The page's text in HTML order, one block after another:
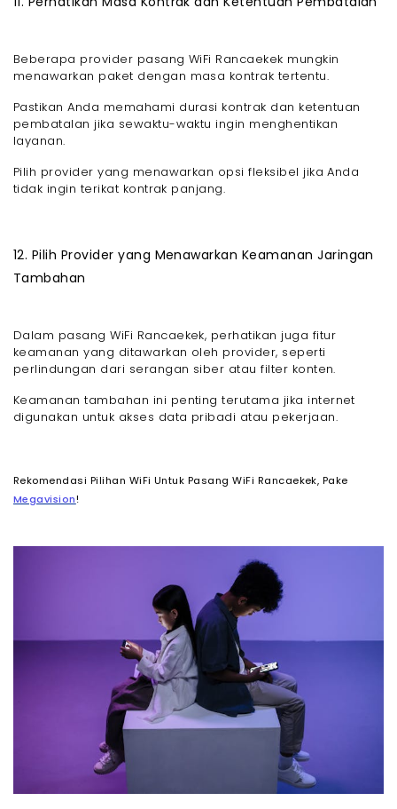
Beberapa provider pasang WiFi Rancaekek mungkin
menawarkan paket dengan masa kontrak tertentu.
Pastikan Anda memahami durasi kontrak dan ketentuan
pembatalan jika sewaktu-waktu ingin menghentikan
layanan.
Pilih provider yang menawarkan opsi fleksibel jika Anda
tidak ingin terikat kontrak panjang.
12. Pilih Provider yang Menawarkan Keamanan Jaringan
Tambahan
Dalam pasang WiFi Rancaekek, perhatikan juga fitur
keamanan yang ditawarkan oleh provider, seperti
perlindungan dari serangan siber atau filter konten.
Keamanan tambahan ini penting terutama jika internet
digunakan untuk akses data pribadi atau pekerjaan.
Rekomendasi Pilihan WiFi Untuk Pasang WiFi Rancaekek, Pake
Megavision!